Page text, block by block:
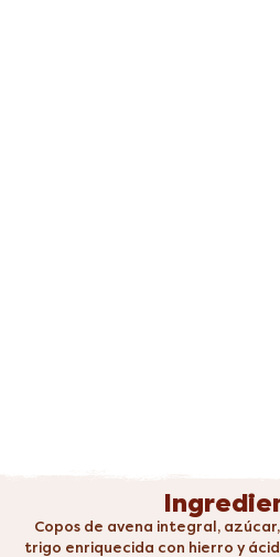
Copos de avena integral,
trigo enriquecida con hierro y